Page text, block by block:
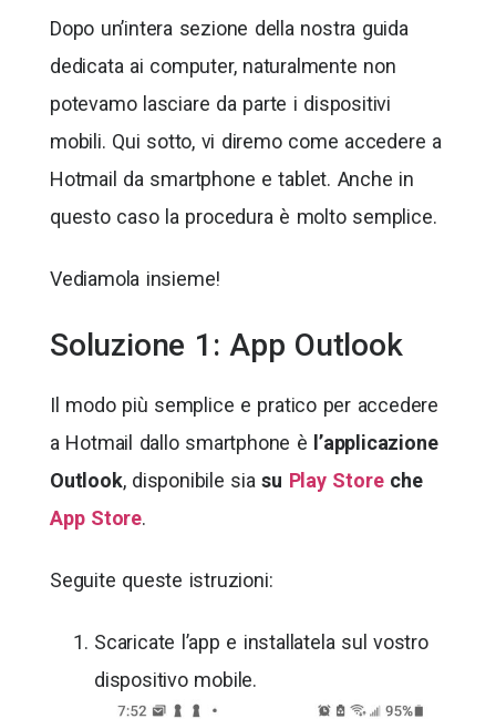
Dopo un’intera sezione della nostra guida
dedicata ai computer, naturalmente non
potevamo lasciare da parte i dispositivi
mobili. Qui sotto, vi diremo come accedere a
Hotmail da smartphone e tablet. Anche in
questo caso la procedura è molto semplice.
Vediamola insieme!
Soluzione 1: App Outlook
Il modo più semplice e pratico per accedere
a Hotmail dallo smartphone è l’applicazione
Outlook, disponibile siasu Play Storeche
App Store.
Seguite queste istruzioni:
Scaricate l’app e installatela sul vostro
dispositivo mobile.